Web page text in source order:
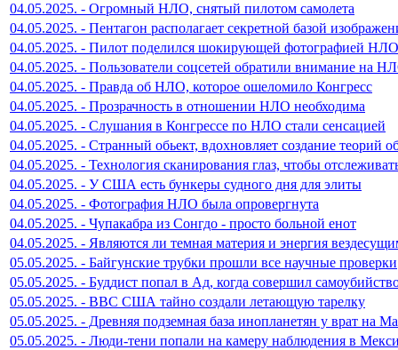
04.05.2025. - Огромный НЛО, снятый пилотом самолета
04.05.2025. - Пентагон располагает секретной базой
04.05.2025. - Пилот поделился шокирующей фотографией НЛО
04.05.2025. - Пользователи соцсетей обратили внимание на
04.05.2025. - Правда об НЛО, которое ошеломило Конгресс
04.05.2025. - Прозрачность в отношении НЛО необходима
04.05.2025. - Слушания в Конгрессе по НЛО стали сенсацией
04.05.2025. - Странный обьект, вдохновляет создание теорий
04.05.2025. - Технология сканирования глаз, чтобы
04.05.2025. - У США есть бункеры судного дня для элиты
04.05.2025. - Фотография НЛО была опровергнута
04.05.2025. - Чупакабра из Сонгдо - просто больной енот
04.05.2025. - Являются ли темная материя и энергия
05.05.2025. - Байгунские трубки прошли все научные проверки
05.05.2025. - Буддист попал в Ад, когда совершил
05.05.2025. - ВВС США тайно создали летающую тарелку
05.05.2025. - Древняя подземная база инопланетян у врат на
05.05.2025. - Люди-тени попали на камеру наблюдения в